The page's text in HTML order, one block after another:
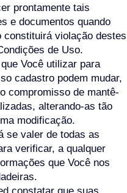
prontamente tais
e documentos quando
constituirá violação destes
de Uso.
Você utilizar para
cadastro podem mudar,
compromisso de mantê-
alterando-as tão
modificação.
se valer de todas as
verificar, a qualquer
que Você nos